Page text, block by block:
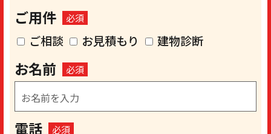
ご用件 必須
ご相談 お見積もり 建物診断
お名前 必須
電話 必須